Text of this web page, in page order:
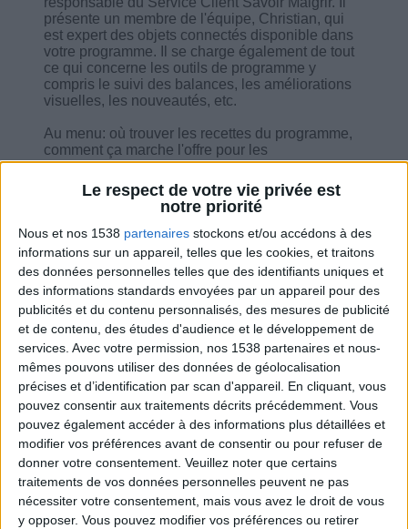
Le respect de votre vie privée est
notre priorité
Nous et nos 1538 partenaires stockons et/ou accédons à des
informations sur un appareil, telles que les cookies, et traitons
des données personnelles telles que des identifiants uniques et
des informations standards envoyées par un appareil pour des
publicités et du contenu personnalisés, des mesures de publicité
et de contenu, des études d'audience et le développement de
services. Avec votre permission, nos 1538 partenaires et nous-
mêmes pouvons utiliser des données de géolocalisation
précises et d’identification par scan d'appareil. En cliquant, vous
pouvez consentir aux traitements décrits précédemment. Vous
pouvez également accéder à des informations plus détaillées et
modifier vos préférences avant de consentir ou pour refuser de
donner votre consentement. Veuillez noter que certains
traitements de vos données personnelles peuvent ne pas
nécessiter votre consentement, mais vous avez le droit de vous
y opposer. Vous pouvez modifier vos préférences ou retirer
présente un membre de l'équipe, Christian, qui
est expert des objets connectés disponible dans
votre programme. Il se charge également de tout
ce qui concerne les outils de programme y
compris le suivi des balances, les améliorations
visuelles, les nouveautés, etc.
Au menu: où trouver les recettes du programme,
comment ça marche l'offre pour les
ambassadeurs et super ambassadeurs, partage
de la routine minceur et degré de motivation...
Combien de kilos souhaitez-vous perdre ?
Moins de
5 kilos
De 5 à 10
Plus de
10 kilos
Service-client & Motivation Voir tout
Les équipes du Service-client et de la
Communauté Savoir Maigrir vous aident
chaque semaine à vous rapprocher
sereinement de votre objectif minceur.